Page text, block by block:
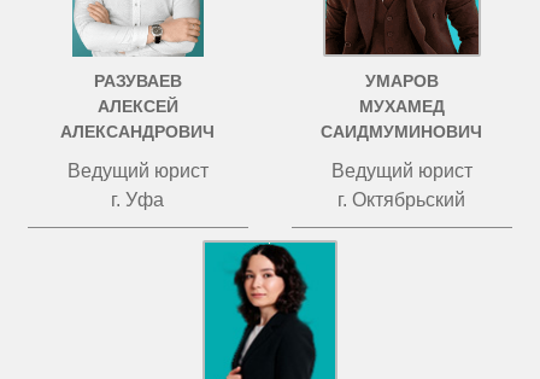
РАЗУВАЕВ
АЛЕКСЕЙ
АЛЕКСАНДРОВИЧ
Ведущий юрист
г. Уфа
УМАРОВ
МУХАМЕД
САИДМУМИНОВИЧ
Ведущий юрист
г. Октябрьский